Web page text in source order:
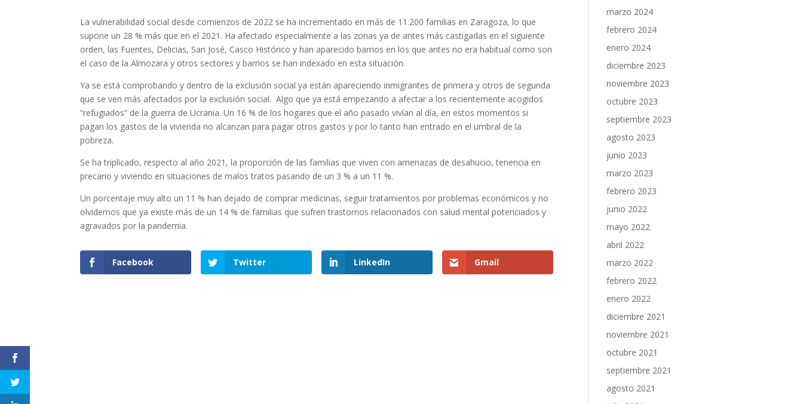
La vulnerabilidad social desde comienzos de 2022 se ha incrementado en más de 11.200 familias en Zaragoza, lo que
supone un 28 % más que en el 2021. Ha afectado especialmente a las zonas ya de antes más castigadas en el siguiente
orden, las Fuentes, Delicias, San José, Casco Histórico y han aparecido barrios en los que antes no era habitual como son
el caso de la Almozara y otros sectores y barrios se han indexado en esta situación.
Ya se está comprobando y dentro de la exclusión social ya están apareciendo inmigrantes de primera y otros de segunda
que se ven más afectados por la exclusión social. Algo que ya está empezando a afectar a los recientemente acogidos
“refugiados” de la guerra de Ucrania. Un 16 % de los hogares que el año pasado vivían al día, en estos momentos si
pagan los gastos de la vivienda no alcanzan para pagar otros gastos y por lo tanto han entrado en el umbral de la
pobreza.
Se ha triplicado, respecto al año 2021, la proporción de las familias que viven con amenazas de desahucio, tenencia en
precario y viviendo en situaciones de malos tratos pasando de un 3 % a un 11 %.
Un porcentaje muy alto un 11 % han dejado de comprar medicinas, seguir tratamientos por problemas económicos y no
olvidemos que ya existe más de un 14 % de familias que sufren trastornos relacionados con salud mental potenciados y
agravados por la pandemia.
Facebook Twitter LinkedIn Gmail
marzo 2024
febrero 2024
enero 2024
diciembre 2023
noviembre 2023
octubre 2023
septiembre 2023
agosto 2023
junio 2023
marzo 2023
febrero 2023
junio 2022
mayo 2022
abril 2022
marzo 2022
febrero 2022
enero 2022
diciembre 2021
noviembre 2021
octubre 2021
septiembre 2021
agosto 2021